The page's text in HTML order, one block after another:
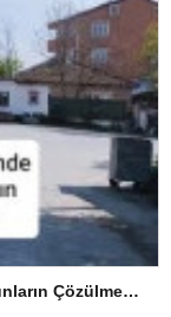
Hacımaşlı Mahallesi’nde Vatandaşlar Sorunların Çözülmesini Bekliyor